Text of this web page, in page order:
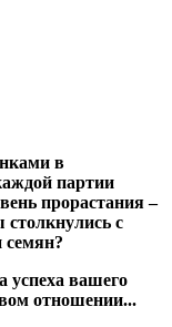
в
партии
прорастания –
с
семян?
успеха вашего
отношении...